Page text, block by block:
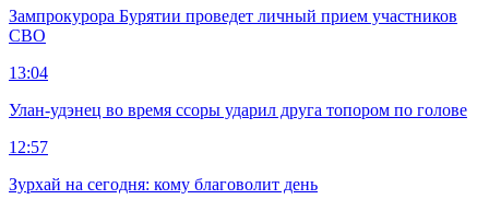
Зампрокурора Бурятии проведет личный прием участников
СВО
13:04
Улан-удэнец во время ссоры ударил друга топором по голове
12:57
Зурхай на сегодня: кому благоволит день